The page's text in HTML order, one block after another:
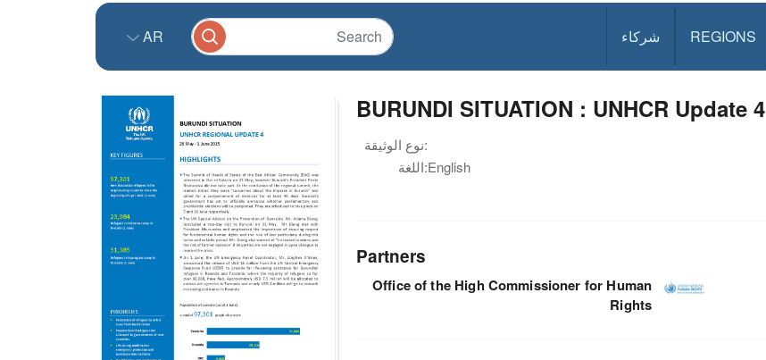
REGIONS شركاء AR
BURUNDI SITUATION : UNHCR Update 4
نوع الوثيقة:
اللغة:English
Partners
Office of the High Commissioner for Human
Rights